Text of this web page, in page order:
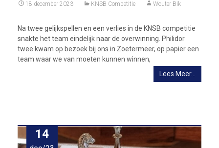
18 december 2023 KNSB Competitie Wouter Bik
Na twee gelijkspellen en een verlies in de KNSB competitie
snakte het team eindelijk naar de overwinning. Philidor
twee kwam op bezoek bij ons in Zoetermeer, op papier een
team waar we van moeten kunnen winnen,
Lees Meer…
14